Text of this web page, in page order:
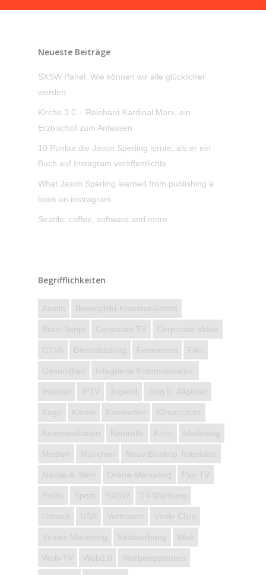
Neueste Beiträge
SXSW Panel: Wie können wir alle glücklicher
werden
Kirche 3.0 – Reinhard Kardinal Marx, ein
Erzbischof zum Anfassen
10 Punkte die Jason Sperling lernte, als er ein
Buch auf Instagram veröffentlichte
What Jason Sperling learned from publishing a
book on instragram
Seattle: coffee, software and more
Begrifflichkeiten
Austin Bewegtbild-Kommunikation
Brain Script Corporate TV Corporate Video
CTVA Dienstleistung Fernsehen Film
Gesundheit Integrierte Kommunikation
Internet IPTV Jugend Jörg E. Allgäuer
Kago Kamin Kaminofen Klimaschutz
Kommunikation Kontrolle Krise Marketing
Medien München Neue Bioskop Television
Nikolai A. Behr Online-Marketing Pay-TV
Politik Spots SXSW TV-Werbung
Umwelt USA Vertrauen Virale Clips
Virales Marketing Viralwerbung Web
Web-TV Web2.0 Werbeagenturen